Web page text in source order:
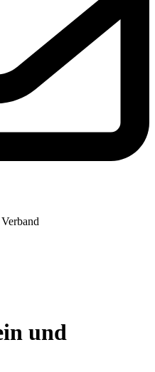
und